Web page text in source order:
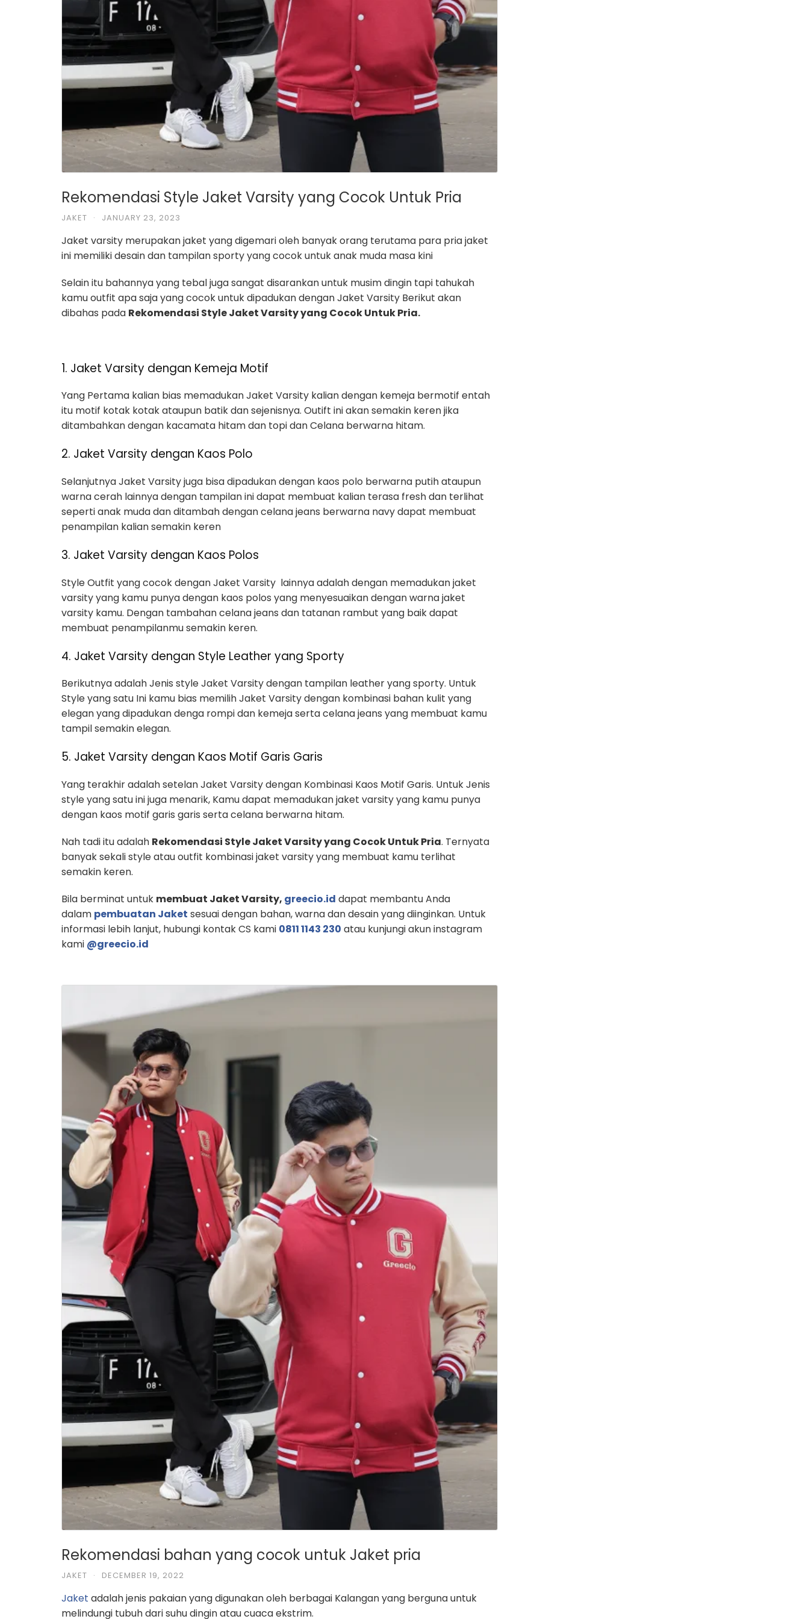
Rekomendasi Style Jaket Varsity yang Cocok Untuk Pria
JAKET · JANUARY 23, 2023
Jaket varsity merupakan jaket yang digemari oleh banyak orang terutama para pria jaket
ini memiliki desain dan tampilan sporty yang cocok untuk anak muda masa kini
Selain itu bahannya yang tebal juga sangat disarankan untuk musim dingin tapi tahukah
kamu outfit apa saja yang cocok untuk dipadukan dengan Jaket Varsity Berikut akan
dibahas pada Rekomendasi Style Jaket Varsity yang Cocok Untuk Pria.
1. Jaket Varsity dengan Kemeja Motif
Yang Pertama kalian bias memadukan Jaket Varsity kalian dengan kemeja bermotif entah
itu motif kotak kotak ataupun batik dan sejenisnya. Outift ini akan semakin keren jika
ditambahkan dengan kacamata hitam dan topi dan Celana berwarna hitam.
2. Jaket Varsity dengan Kaos Polo
Selanjutnya Jaket Varsity juga bisa dipadukan dengan kaos polo berwarna putih ataupun
warna cerah lainnya dengan tampilan ini dapat membuat kalian terasa fresh dan terlihat
seperti anak muda dan ditambah dengan celana jeans berwarna navy dapat membuat
penampilan kalian semakin keren
3. Jaket Varsity dengan Kaos Polos
Style Outfit yang cocok dengan Jaket Varsity lainnya adalah dengan memadukan jaket
varsity yang kamu punya dengan kaos polos yang menyesuaikan dengan warna jaket
varsity kamu. Dengan tambahan celana jeans dan tatanan rambut yang baik dapat
membuat penampilanmu semakin keren.
4. Jaket Varsity dengan Style Leather yang Sporty
Berikutnya adalah Jenis style Jaket Varsity dengan tampilan leather yang sporty. Untuk
Style yang satu Ini kamu bias memilih Jaket Varsity dengan kombinasi bahan kulit yang
elegan yang dipadukan denga rompi dan kemeja serta celana jeans yang membuat kamu
tampil semakin elegan.
5. Jaket Varsity dengan Kaos Motif Garis Garis
Yang terakhir adalah setelan Jaket Varsity dengan Kombinasi Kaos Motif Garis. Untuk Jenis
style yang satu ini juga menarik, Kamu dapat memadukan jaket varsity yang kamu punya
dengan kaos motif garis garis serta celana berwarna hitam.
Nah tadi itu adalah Rekomendasi Style Jaket Varsity yang Cocok Untuk Pria. Ternyata
banyak sekali style atau outfit kombinasi jaket varsity yang membuat kamu terlihat
semakin keren.
Bila berminat untuk membuat Jaket Varsity, greecio.id dapat membantu Anda
dalam pembuatan Jaket sesuai dengan bahan, warna dan desain yang diinginkan. Untuk
informasi lebih lanjut, hubungi kontak CS kami 0811 1143 230 atau kunjungi akun instagram
kami @greecio.id
Rekomendasi bahan yang cocok untuk Jaket pria
JAKET · DECEMBER 19, 2022
Jaket adalah jenis pakaian yang digunakan oleh berbagai Kalangan yang berguna untuk
melindungi tubuh dari suhu dingin atau cuaca ekstrim.